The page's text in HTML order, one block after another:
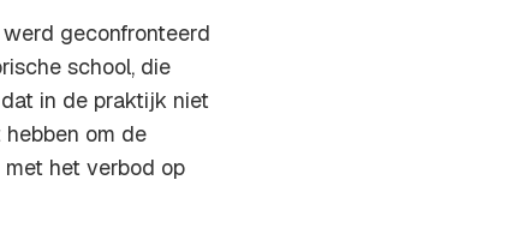
geconfronteerd
school, die
in de praktijk niet
om de
het verbod op